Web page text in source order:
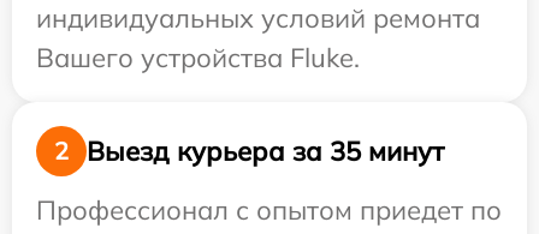
индивидуальных условий ремонта
Вашего устройства Fluke.
2
Выезд курьера за 35 минут
Профессионал с опытом приедет по